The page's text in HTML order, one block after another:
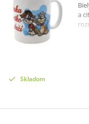
a
Skladom